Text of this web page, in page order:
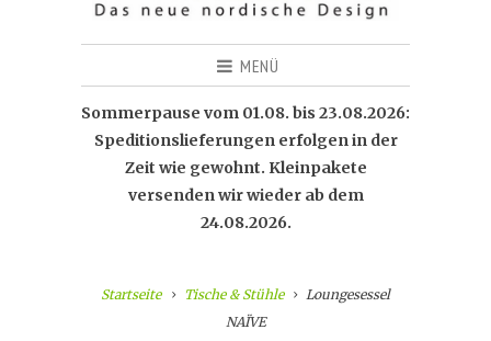
MENÜ
Sommerpause vom 01.08. bis 23.08.2026:
Speditionslieferungen erfolgen in der
Zeit wie gewohnt. Kleinpakete
versenden wir wieder ab dem
24.08.2026.
Startseite Tische & Stühle
Loungesessel
NAÏVE